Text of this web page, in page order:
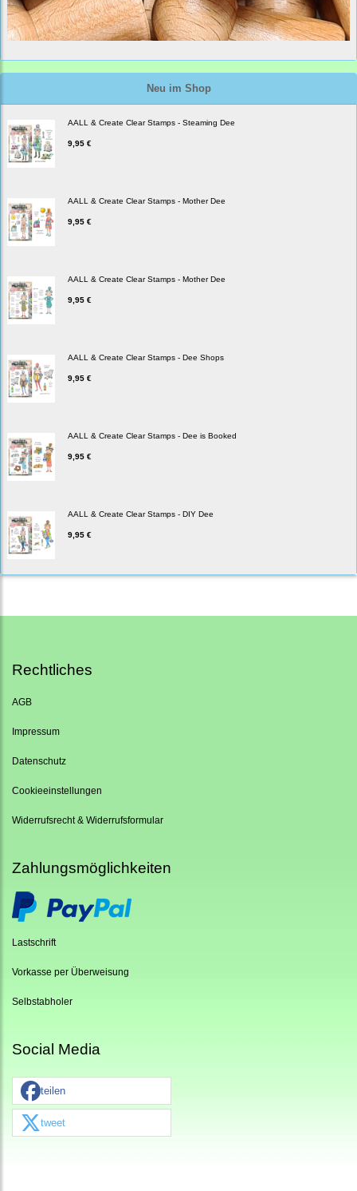
Neu im Shop
AALL & Create Clear Stamps - Steaming Dee
9,95 €
AALL & Create Clear Stamps - Mother Dee
9,95 €
AALL & Create Clear Stamps - Mother Dee
9,95 €
AALL & Create Clear Stamps - Dee Shops
9,95 €
AALL & Create Clear Stamps - Dee is Booked
9,95 €
AALL & Create Clear Stamps - DIY Dee
9,95 €
Rechtliches
AGB
Impressum
Datenschutz
Cookieeinstellungen
Widerrufsrecht & Widerrufsformular
Zahlungsmöglichkeiten
Lastschrift
Vorkasse per Überweisung
Selbstabholer
Social Media
teilen
tweet